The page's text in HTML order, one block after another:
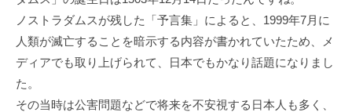
ノストラダムスが残した「予言集」によると、1999年7月に
人類が滅亡することを暗示する内容が書かれていたため、メ
ディアでも取り上げられて、日本でもかなり話題になりまし
た。
その当時は公害問題などで将来を不安視する日本人も多く、